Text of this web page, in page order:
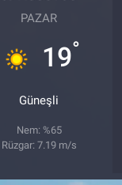
PAZAR
19°
Güneşli
Nem: %65
Rüzgar: 7.19 m/s